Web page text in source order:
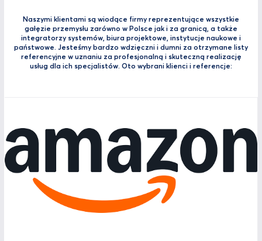
Naszymi klientami są wiodące firmy reprezentujące wszystkie
gałęzie przemysłu zarówno w Polsce jak i za granicą, a także
integratorzy systemów, biura projektowe, instytucje naukowe i
państwowe. Jesteśmy bardzo wdzięczni i dumni za otrzymane listy
referencyjne w uznaniu za profesjonalną i skuteczną realizację
usług dla ich specjalistów. Oto wybrani klienci i referencje: